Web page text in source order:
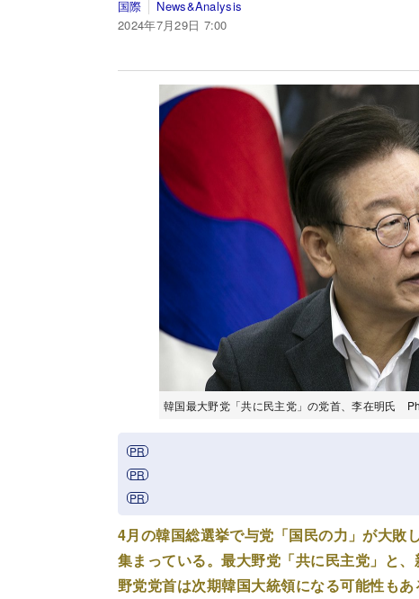
国際
News&Analysis
2024年7月29日 7:00
韓国最大野党「共に民主党」の党首、李在明氏
4月の韓国総選挙で与党「国民の力」が大敗
集まっている。最大野党「共に民主党」と
野党党首は次期韓国大統領になる可能性も